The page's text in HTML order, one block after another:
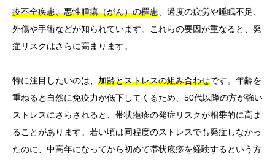
疫不全疾患、悪性腫瘍（がん）の罹患 、過度の疲労や睡眠不足、
外傷や手術などが知られています。これらの要因が重なると、発
症リスクはさらに高まります。
特に注目したいのは、 加齢とストレスの組み合わせです。年齢を
重ねると自然に免疫力が低下してくるため、50代以降の方が強い
ストレスにさらされると、帯状疱疹の発症リスクが相乗的に高ま
ることがあります。若い頃は同程度のストレスでも発症しなかっ
たのに、中高年になってから初めて帯状疱疹を経験するという方